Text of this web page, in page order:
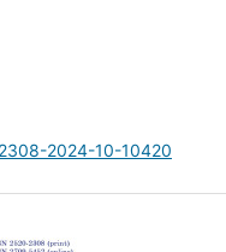
2024-10-10420